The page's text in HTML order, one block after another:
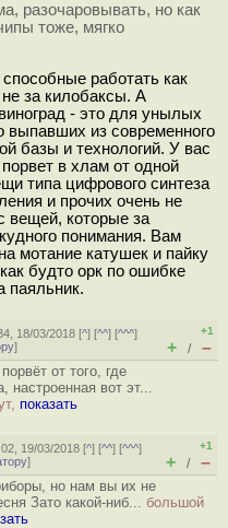
разочаровывать, но как
тоже, мягко
работать как
за килобаксы. А
- это для унылых
выпавших из современного
базы и технологий. У вас
в хлам от одной
типа цифрового синтеза
и прочих очень не
вещей, которые за
понимания. Вам
мотание катушек и пайку
будто орк по ошибке
паяльник.
18/03/2018 [^] [^^] [^^^]
]
+1
+ / –
от того, где
настроенная вот эт...
показать
19/03/2018 [^] [^^] [^^^]
]
+1
+ / –
но нам вы их не
Зато какой-ниб... большой